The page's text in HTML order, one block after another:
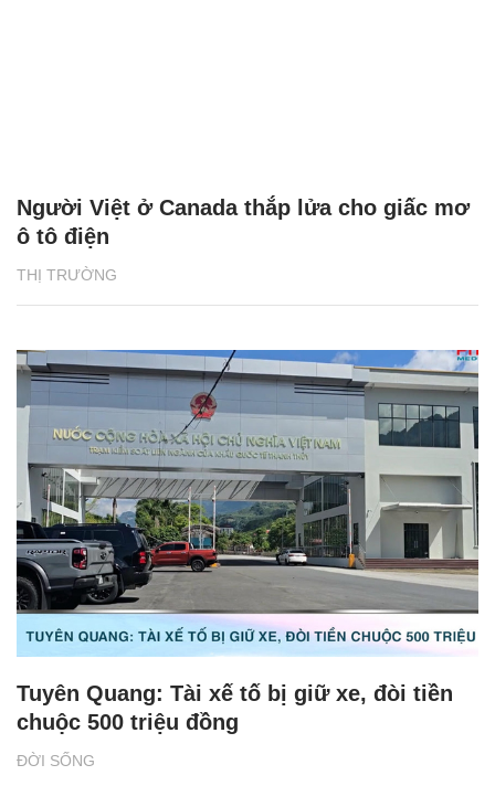
THỊ TRƯỜNG
Người Việt ở Canada thắp lửa cho giấc mơ
ô tô điện
ĐỜI SỐNG
Tuyên Quang: Tài xế tố bị giữ xe, đòi tiền
chuộc 500 triệu đồng